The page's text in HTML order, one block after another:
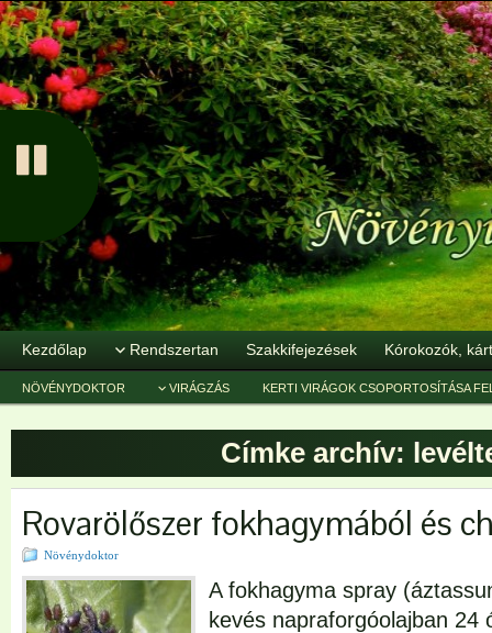
Kezdőlap Rendszertan Szakkifejezések Kórokozók,
NÖVÉNYDOKTOR VIRÁGZÁS KERTI VIRÁGOK CSOPORTOSÍTÁSA
Címke archív:
Rovarölőszer fokhagymából és
Növénydoktor
A fokhagyma spray
kevés napraforgóolajban 24